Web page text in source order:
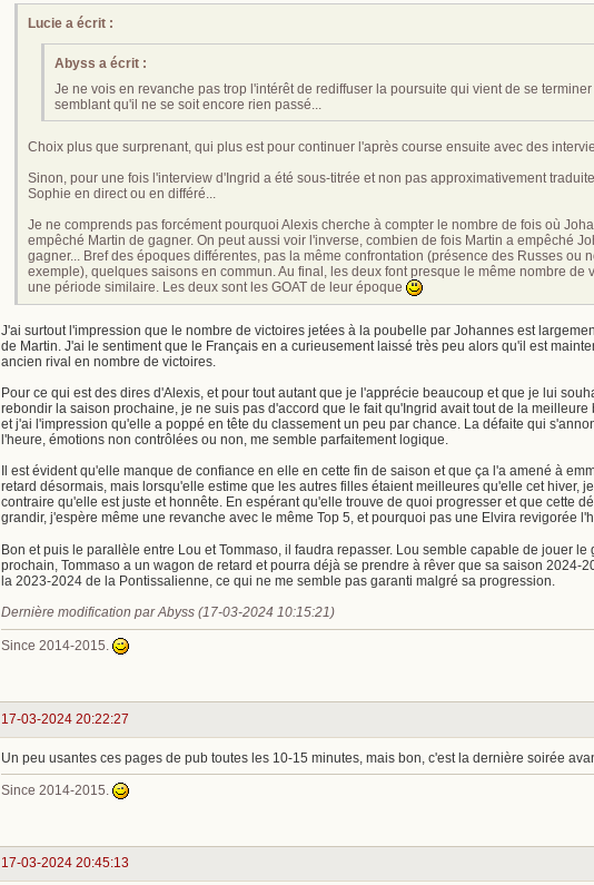
Lucie a écrit :
Abyss a écrit :
Je ne vois en revanche pas trop l'intérêt de rediffuser la poursuite qui vient de se terminer
semblant qu'il ne se soit encore rien passé...
Choix plus que surprenant, qui plus est pour continuer l'après course ensuite avec des
Sinon, pour une fois l'interview d'Ingrid a été sous-titrée et non pas approximativement
Sophie en direct ou en différé...
Je ne comprends pas forcément pourquoi Alexis cherche à compter le nombre de fois où
empêché Martin de gagner. On peut aussi voir l'inverse, combien de fois Martin a empêché
gagner... Bref des époques différentes, pas la même confrontation (présence des Russes ou
exemple), quelques saisons en commun. Au final, les deux font presque le même nombre de
une période similaire. Les deux sont les GOAT de leur époque
J'ai surtout l'impression que le nombre de victoires jetées à la poubelle par Johannes est
de Martin. J'ai le sentiment que le Français en a curieusement laissé très peu alors qu'il est
ancien rival en nombre de victoires.
Pour ce qui est des dires d'Alexis, et pour tout autant que je l'apprécie beaucoup et que je lui
rebondir la saison prochaine, je ne suis pas d'accord que le fait qu'Ingrid avait tout de la meilleure
et j'ai l'impression qu'elle a poppé en tête du classement un peu par chance. La défaite qui
l'heure, émotions non contrôlées ou non, me semble parfaitement logique.
Il est évident qu'elle manque de confiance en elle en cette fin de saison et que ça l'a amené à
retard désormais, mais lorsqu'elle estime que les autres filles étaient meilleures qu'elle cet hiver,
contraire qu'elle est juste et honnête. En espérant qu'elle trouve de quoi progresser et que cette
grandir, j'espère même une revanche avec le même Top 5, et pourquoi pas une Elvira revigorée
Bon et puis le parallèle entre Lou et Tommaso, il faudra repasser. Lou semble capable de jouer le
prochain, Tommaso a un wagon de retard et pourra déjà se prendre à rêver que sa saison 2024-
la 2023-2024 de la Pontissalienne, ce qui ne me semble pas garanti malgré sa progression.
Dernière modification par Abyss (17-03-2024 10:15:21)
Since 2014-2015.
17-03-2024 20:22:27
Un peu usantes ces pages de pub toutes les 10-15 minutes, mais bon, c'est la dernière soirée
Since 2014-2015.
17-03-2024 20:45:13